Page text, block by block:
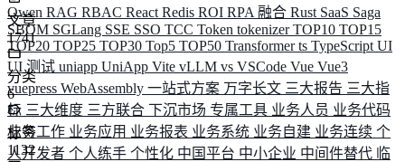
Qwen RAG RBAC React Redis ROI RPA 融合 Rust SaaS Saga
SBOM SGLang SSE SSO TCC Token tokenizerTOP10 TOP15
TOP20 TOP25 TOP30 Top5 TOP50 Transformerts TypeScript UI
UI 测试 uniapp UniApp Vite vLLM vs VSCode Vue Vue3
vuepress WebAssembly 一站式方案 万字长文 三大报告 三大指
标 三大维度 三方联合 下沉市场 专属工具 业务人员 业务代码
业务工作 业务应用 业务报表 业务系统 业务自建 业务连续 个
人开发者 个人练手 个性化 中国平台 中小企业 中间件替代 临
文章
1741
分类
6
标签
1132